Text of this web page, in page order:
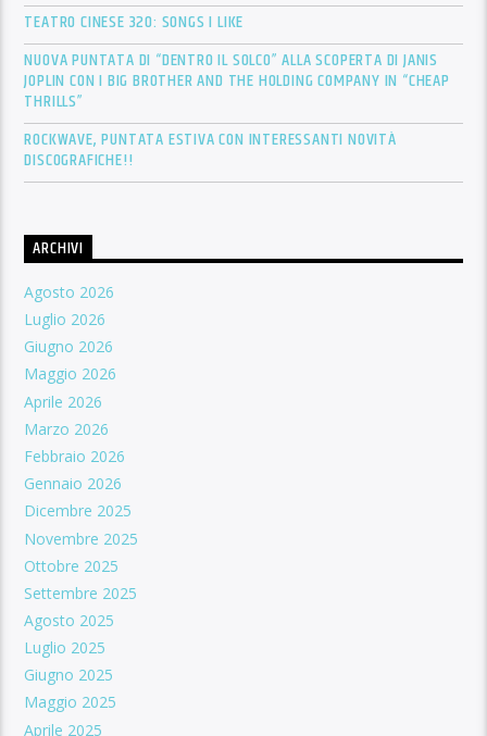
TEATRO CINESE 320: SONGS I LIKE
NUOVA PUNTATA DI “DENTRO IL SOLCO” ALLA SCOPERTA DI JANIS
JOPLIN CON I BIG BROTHER AND THE HOLDING COMPANY IN “CHEAP
THRILLS”
ROCKWAVE, PUNTATA ESTIVA CON INTERESSANTI NOVITÀ
DISCOGRAFICHE!!
ARCHIVI
Agosto 2026
Luglio 2026
Giugno 2026
Maggio 2026
Aprile 2026
Marzo 2026
Febbraio 2026
Gennaio 2026
Dicembre 2025
Novembre 2025
Ottobre 2025
Settembre 2025
Agosto 2025
Luglio 2025
Giugno 2025
Maggio 2025
Aprile 2025